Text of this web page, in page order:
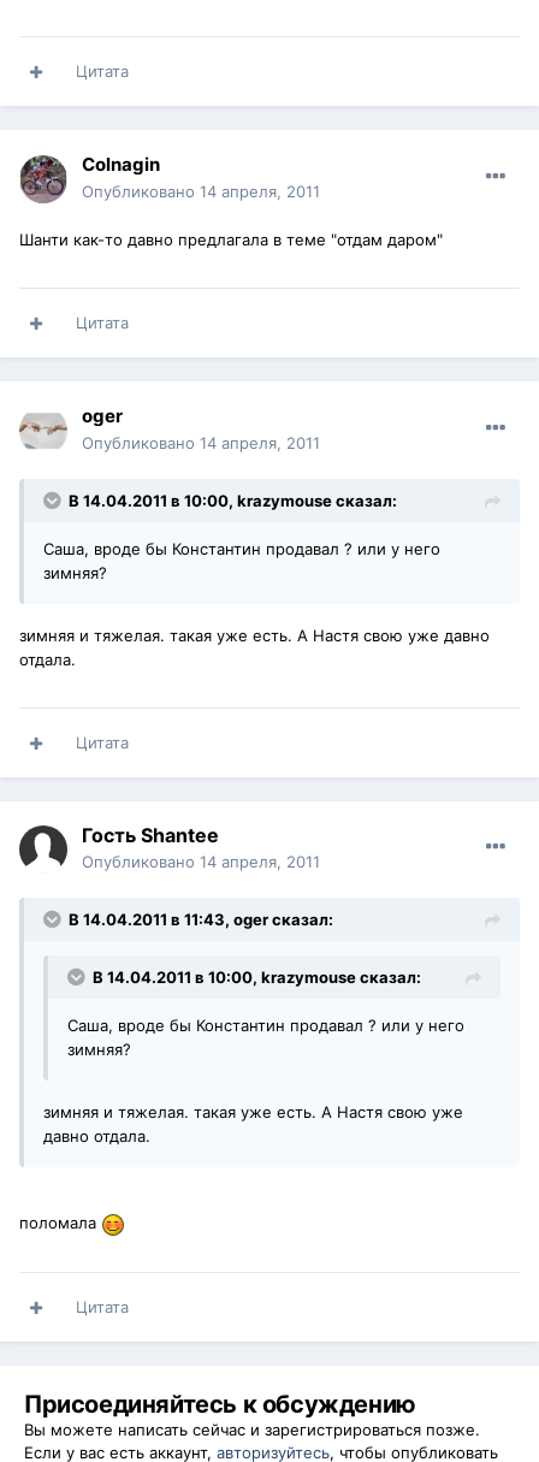
Цитата
Colnagin
Опубликовано 14 апреля, 2011
Шанти как-то давно предлагала в теме "отдам даром"
Цитата
oger
Опубликовано 14 апреля, 2011
В 14.04.2011 в 10:00, krazymouse сказал:
Саша, вроде бы Константин продавал ? или у него
зимняя?
зимняя и тяжелая. такая уже есть. А Настя свою уже давно
отдала.
Цитата
Гость Shantee
Опубликовано 14 апреля, 2011
В 14.04.2011 в 11:43, oger сказал:
В 14.04.2011 в 10:00, krazymouse сказал:
Саша, вроде бы Константин продавал ? или у него
зимняя?
зимняя и тяжелая. такая уже есть. А Настя свою уже
давно отдала.
поломала
Цитата
Присоединяйтесь к обсуждению
Вы можете написать сейчас и зарегистрироваться позже.
Если у вас есть аккаунт, авторизуйтесь, чтобы опубликовать